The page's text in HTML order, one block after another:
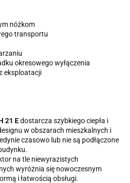
nóżkom
transportu
okresowego wyłączenia
eksploatacji
21 Edostarcza szybkiego ciepła i
w obszarach mieszkalnych i
czasowo lub nie są podłączone
na tle niewyrazistych
wyróżnia się nowoczesnym
i łatwością obsługi.